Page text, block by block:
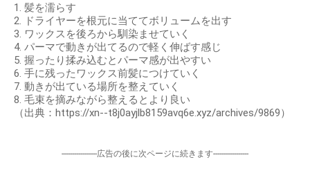
1. 髪を濡らす
2. ドライヤーを根元に当ててボリュームを出す
3. ワックスを後ろから馴染ませていく
4. パーマで動きが出てるので軽く伸ばす感じ
5. 握ったり揉み込むとパーマ感が出やすい
6. 手に残ったワックス前髪につけていく
7. 動きが出ている場所を整えていく
8. 毛束を摘みながら整えるとより良い
（出典：https://xn--t8j0ayjlb8159avq6e.xyz/archives/9869）
-----------------広告の後に次ページに続きます-----------------